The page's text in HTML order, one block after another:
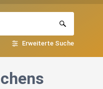
Erweiterte Suche